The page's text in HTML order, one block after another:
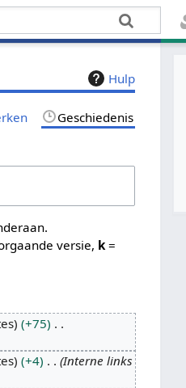
Hulp
Geschiedenis
versie, k =
+75
+4
Interne links